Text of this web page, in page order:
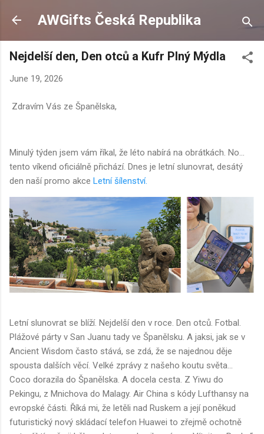
Skip to main content
AWGifts Česká Republika
Nejdelší den, Den otců a Kufr Plný Mýdla
June 19, 2026
Zdravím Vás ze Španělska,
Minulý týden jsem vám říkal, že léto nabírá na obrátkách. No...
tento víkend oficiálně přichází. Dnes je letní slunovrat, desátý
den naší promo akce Letní šílenství.
Letní slunovrat se blíží. Nejdelší den v roce. Den otců. Fotbal.
Plážové párty v San Juanu tady ve Španělsku. A jaksi, jak se v
Ancient Wisdom často stává, se zdá, že se najednou děje
spousta dalších věcí. Velké zprávy z našeho koutu světa...
Coco dorazila do Španělska. A docela cesta. Z Yiwu do
Pekingu, z Mnichova do Malagy. Air China s kódy Lufthansy na
evropské části. Říká mi, že letěli nad Ruskem a její poněkud
futuristický nový skládací telefon Huawei to zřejmě ochotně